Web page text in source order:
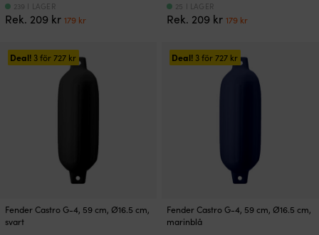
Rek. 209 krDet
var:
209 kr.
179 krDet
är:
179 kr.
239 I LAGER
Rek. 209 krDet
var:
209 kr.
179 krDet
är:
179 kr.
25 I LAGER
Deal!3 för727 kr
Fender Castro G-4, 59 cm, Ø16.5 cm,
svart
Deal!3 för727 kr
Fender Castro G-4, 59 cm, Ø16.5 cm,
marinblå